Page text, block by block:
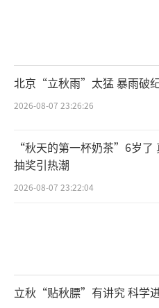
防汛应急响应四
不断升级。
以长沙市为例，
后，市级防汛物资仓
和运输准备，警备司
结待令，市财政局也
人民群众，最大限度减
北京“立秋雨”太猛 暴雨破
2026-08-07 23:26:26
“秋天的第一杯奶茶”6岁了
抽奖引热潮
2026-08-07 23:22:04
立秋“贴秋膘”有讲究 科学